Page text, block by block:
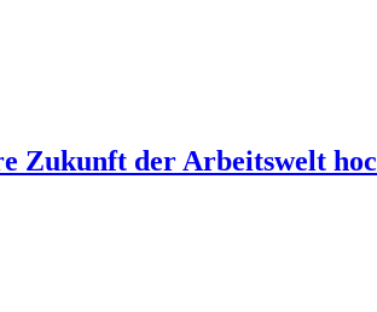
der Arbeitswelt